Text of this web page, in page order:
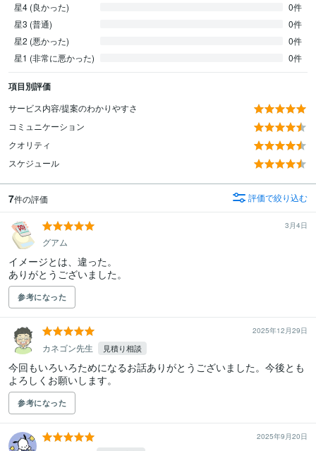
星4 (良かった)
0件
星3 (普通)
0件
星2 (悪かった)
0件
星1 (非常に悪かった)
0件
項目別評価
サービス内容/提案のわかりやすさ
コミュニケーション
クオリティ
スケジュール
7件の評価 評価で絞り込む
3月4日
グアム
イメージとは、違った。
ありがとうございました。
参考になった
2025年12月29日
カネゴン先生 見積り相談
今回もいろいろためになるお話ありがとうございました。今後とも
よろしくお願いします。
参考になった
2025年9月20日